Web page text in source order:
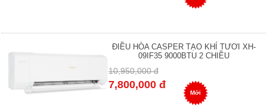
ĐIỀU HÒA CASPER TẠO KHÍ TƯƠI XH-
09IF35 9000BTU 2 CHIỀU
10,950,000 đ
7,800,000 đ
Mới